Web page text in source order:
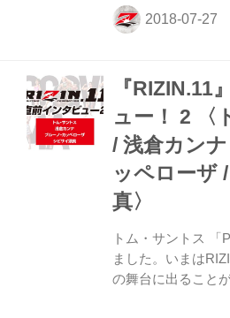
んそうでしょうけ
ので。ちょっとし
は落ちているよう
りそうになるしね
落ちやすいところ
神面ではどうです
クスしたことはな
プレシャーとかか
ですけど、こんな
『RIZIN.11
ュー！ 2 〈
/ 浅倉カン
ッペローザ
真〉
トム・サントス 「
ました。いまは
の舞台に出ること